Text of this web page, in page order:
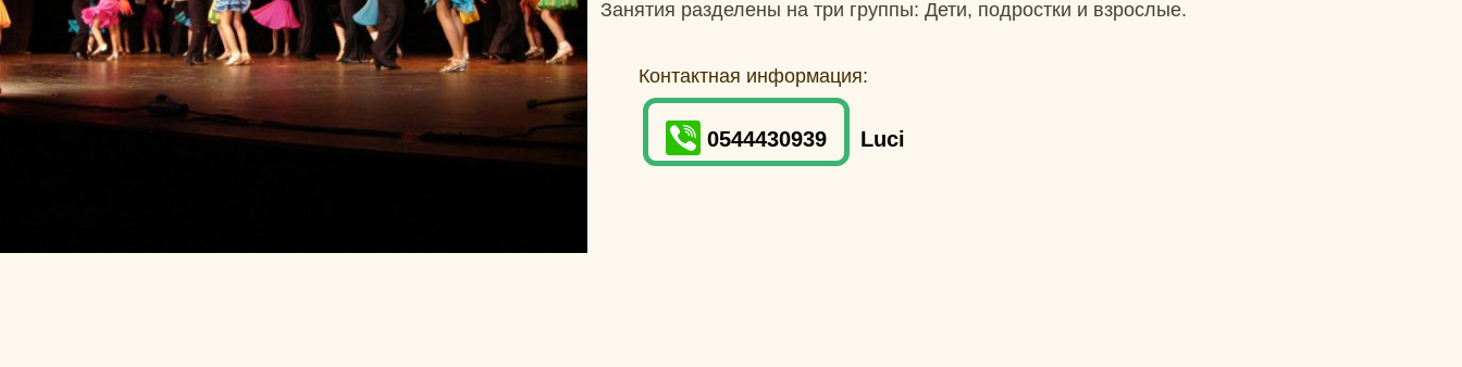
Занятия разделены на три группы: Дети, подростки и взрослые.
Контактная информация:
0544430939 Luci